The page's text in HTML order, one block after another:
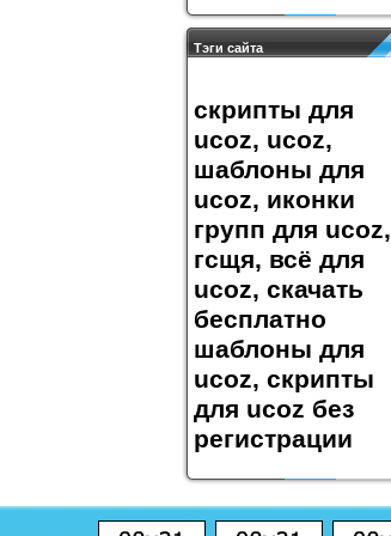
Тэги сайта
скрипты для
ucoz, ucoz,
шаблоны для
ucoz, иконки
групп для ucoz,
гсщя, всё для
ucoz, скачать
бесплатно
шаблоны для
ucoz, скрипты
для ucoz без
регистрации